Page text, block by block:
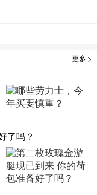
更多
了吗？